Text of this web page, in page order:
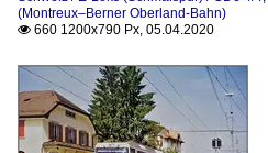
(Montreux–Berner Oberland-Bahn)
 660 1200x790 Px, 05.04.2020